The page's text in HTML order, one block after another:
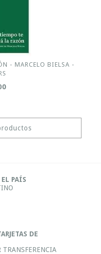
- MARCELO BIELSA -
PAÍS
DE
TRANSFERENCIA